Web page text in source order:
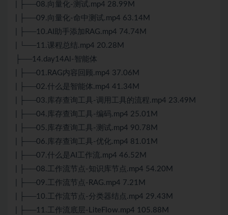
| ├──08.向量化-测试.mp4 28.99M
| ├──09.向量化-命中测试.mp4 63.14M
| ├──10.AI助手添加RAG.mp4 74.74M
| └──11.课程总结.mp4 20.28M
├──14.day14Al-智能体
| ├──01.RAG内容回顾.mp4 37.06M
| ├──02.什么是智能体.mp4 41.34M
| ├──03.库存查询工具-调用工具的流程.mp4 23.49M
| ├──04.库存查询工具-编码.mp4 25.01M
| ├──05.库存查询工具-测试.mp4 90.78M
| ├──06.库存查询工具-优化.mp4 81.01M
| ├──07.什么是AI工作流.mp4 46.52M
| ├──08.工作流节点-知识库节点.mp4 54.20M
| ├──09.工作流节点-RAG.mp4 7.21M
| ├──10.工作流节点-分类器结点.mp4 29.43M
| ├──11.工作流底层-LiteFlow.mp4 105.88M